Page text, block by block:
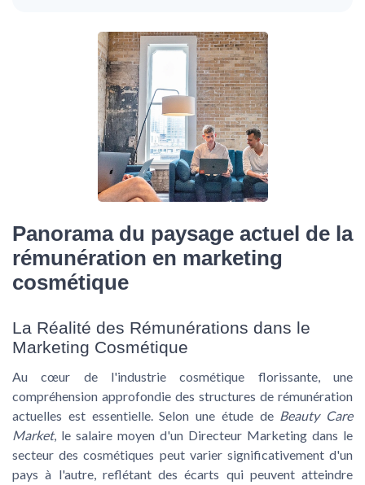
Panorama du paysage actuel de la
rémunération en marketing
cosmétique
La Réalité des Rémunérations dans le
Marketing Cosmétique
Au cœur de l'industrie cosmétique florissante, une
compréhension approfondie des structures de rémunération
actuelles est essentielle. Selon une étude de Beauty Care
Market, le salaire moyen d'un Directeur Marketing dans le
secteur des cosmétiques peut varier significativement d'un
pays à l'autre, reflétant des écarts qui peuvent atteindre